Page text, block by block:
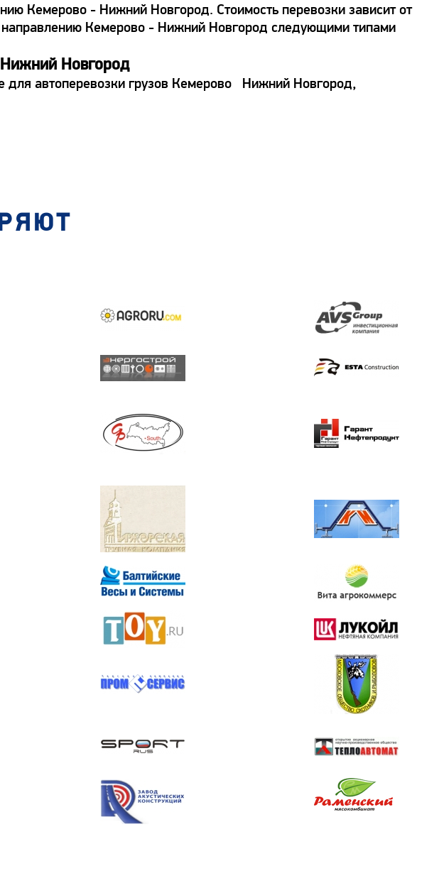
Кемерово - Нижний Новгород. Стоимость перевозки зависит от
направлению Кемерово - Нижний Новгород следующими типами
Новгород
для автоперевозки грузов Кемерово Нижний Новгород,